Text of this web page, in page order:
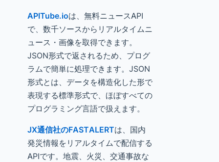
APITube.ioは、無料ニュースAPI
で、数千ソースからリアルタイムニ
ュース・画像を取得できます。
JSON形式で返されるため、プログ
ラムで簡単に処理できます。JSON
形式とは、データを構造化した形で
表現する標準形式で、ほぼすべての
プログラミング言語で扱えます。
JX通信社のFASTALERTは、国内
発災情報をリアルタイムで配信する
APIです。地震、火災、交通事故な